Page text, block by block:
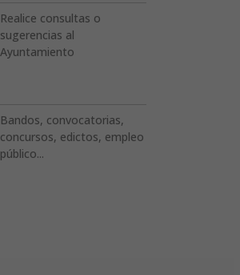
Realice consultas o
sugerencias al
Ayuntamiento
Bandos, convocatorias,
concursos, edictos, empleo
público...